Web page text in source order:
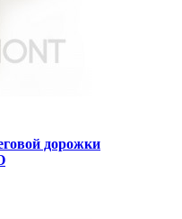
дорожки